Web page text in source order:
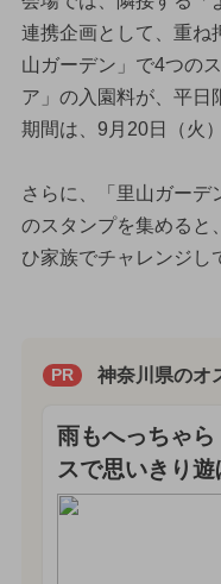
連携企画として、重ね
山ガーデン」で4つの
ア」の入園料が、平
期間は、9月20日（火
さらに、「里山ガーデ
のスタンプを集めると
ひ家族でチャレンジし
PR 神奈川県のオ
雨もへっちゃ
スで思いきり遊